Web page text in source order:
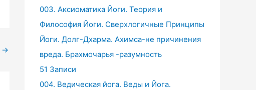
→
003. Аксиоматика Йоги. Теория и
Философия Йоги. Сверхлогичные Принципы
Йоги. Долг-Дхарма. Ахимса-не причинения
вреда. Брахмочарья -разумность
51 Записи
004. Ведическая йога. Веды и Йога.